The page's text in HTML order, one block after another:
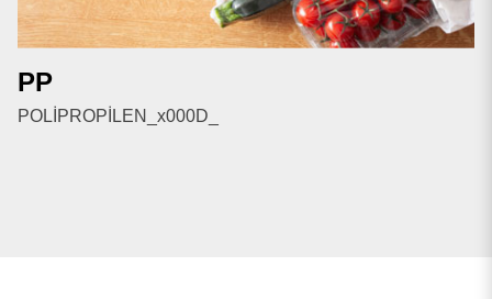
PP
POLİPROPİLEN_x000D_